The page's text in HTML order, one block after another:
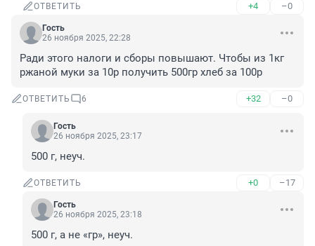
ОТВЕТИТЬ +4 –0
Гость
26 ноября 2025, 22:28
Ради этого налоги и сборы повышают. Чтобы из 1кг
ржаной муки за 10р получить 500гр хлеб за 100р
ОТВЕТИТЬ 6 +32 –0
Гость
26 ноября 2025, 23:17
500 г, неуч.
ОТВЕТИТЬ +0 –17
Гость
26 ноября 2025, 23:18
500 г, а не «гр», неуч.